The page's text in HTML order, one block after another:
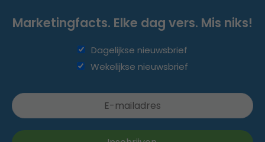
Marketingfacts. Elke dag vers. Mis niks!
Dagelijkse nieuwsbrief
Wekelijkse nieuwsbrief